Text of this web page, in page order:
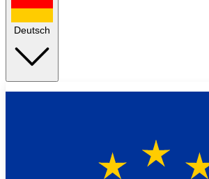
Deutsch